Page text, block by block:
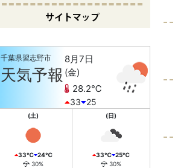
サイトマップ
千葉県習志野市
天気予報
8月7日
(金)
28.2℃
33 25
(土)
33℃ 24℃
30%
(日)
33℃ 25℃
30%